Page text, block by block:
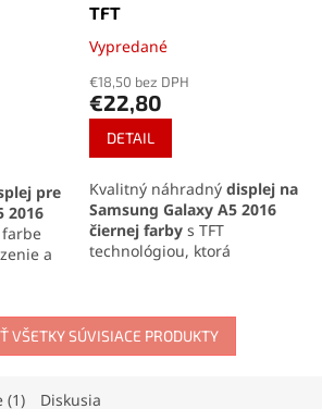
pre
2016
a
TFT
Priemerné
produktu
je
4,4
hviezdičiek.
Vypredané
€18,50 bez DPH
€22,80
DETAIL
Kvalitný náhradný displej na
Samsung Galaxy A5 2016
čiernej farby s TFT
technológiou, ktorá
citlivé dotykové ovládanie.
Kompletná sada obsahuje
LCD displej a dotykovú
inštaláciu.
VŠETKY SÚVISIACE PRODUKTY
(1) Diskusia